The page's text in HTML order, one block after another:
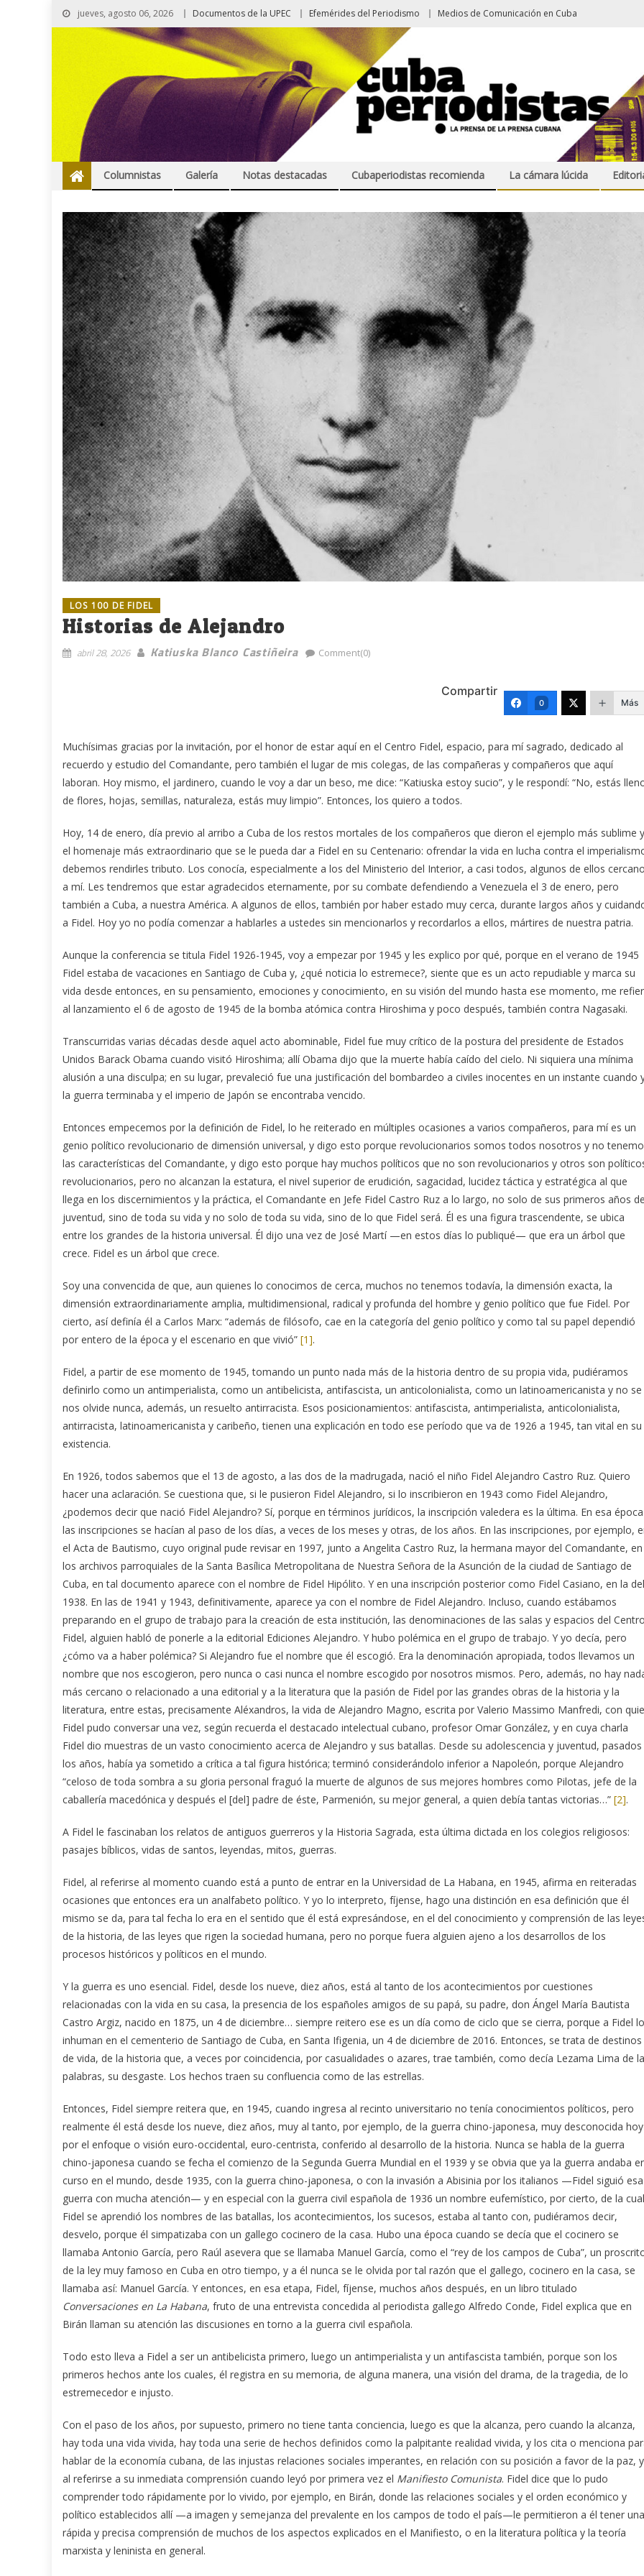
jueves, agosto 06, 2026 Documentos de la UPEC Efemérides del Periodismo Medios de Comunicación en Cuba
Columnistas Galería Notas destacadas Cubaperiodistas recomienda La cámara lúcida
LOS 100 DE FIDEL
Historias de Alejandro
abril 28, 2026 Katiuska Blanco Castiñeira Comment(0)
Compartir
0 Más
Muchísimas gracias por la invitación, por el honor de estar aquí en el Centro Fidel, espacio, para mí sagrado, dedicado al
recuerdo y estudio del Comandante, pero también el lugar de mis colegas, de las compañeras y compañeros que aquí
laboran. Hoy mismo, el jardinero, cuando le voy a dar un beso, me dice: “Katiuska estoy sucio”, y le respondí: “No, estás
de flores, hojas, semillas, naturaleza, estás muy limpio”. Entonces, los quiero a todos.
Hoy, 14 de enero, día previo al arribo a Cuba de los restos mortales de los compañeros que dieron el ejemplo más sublime y
el homenaje más extraordinario que se le pueda dar a Fidel en su Centenario: ofrendar la vida en lucha contra el
debemos rendirles tributo. Los conocía, especialmente a los del Ministerio del Interior, a casi todos, algunos de ellos
a mí. Les tendremos que estar agradecidos eternamente, por su combate defendiendo a Venezuela el 3 de enero, pero
también a Cuba, a nuestra América. A algunos de ellos, también por haber estado muy cerca, durante largos años y
a Fidel. Hoy yo no podía comenzar a hablarles a ustedes sin mencionarlos y recordarlos a ellos, mártires de nuestra patria.
Aunque la conferencia se titula Fidel 1926-1945, voy a empezar por 1945 y les explico por qué, porque en el verano de 1945
Fidel estaba de vacaciones en Santiago de Cuba y, ¿qué noticia lo estremece?, siente que es un acto repudiable y marca su
vida desde entonces, en su pensamiento, emociones y conocimiento, en su visión del mundo hasta ese momento, me
al lanzamiento el 6 de agosto de 1945 de la bomba atómica contra Hiroshima y poco después, también contra Nagasaki.
Transcurridas varias décadas desde aquel acto abominable, Fidel fue muy crítico de la postura del presidente de Estados
Unidos Barack Obama cuando visitó Hiroshima; allí Obama dijo que la muerte había caído del cielo. Ni siquiera una mínima
alusión a una disculpa; en su lugar, prevaleció fue una justificación del bombardeo a civiles inocentes en un instante cuando
la guerra terminaba y el imperio de Japón se encontraba vencido.
Entonces empecemos por la definición de Fidel, lo he reiterado en múltiples ocasiones a varios compañeros, para mí es un
genio político revolucionario de dimensión universal, y digo esto porque revolucionarios somos todos nosotros y no
las características del Comandante, y digo esto porque hay muchos políticos que no son revolucionarios y otros son
revolucionarios, pero no alcanzan la estatura, el nivel superior de erudición, sagacidad, lucidez táctica y estratégica al que
llega en los discernimientos y la práctica, el Comandante en Jefe Fidel Castro Ruz a lo largo, no solo de sus primeros años
juventud, sino de toda su vida y no solo de toda su vida, sino de lo que Fidel será. Él es una figura trascendente, se ubica
entre los grandes de la historia universal. Él dijo una vez de José Martí —en estos días lo publiqué— que era un árbol que
crece. Fidel es un árbol que crece.
Soy una convencida de que, aun quienes lo conocimos de cerca, muchos no tenemos todavía, la dimensión exacta, la
dimensión extraordinariamente amplia, multidimensional, radical y profunda del hombre y genio político que fue Fidel. Por
cierto, así definía él a Carlos Marx: “además de filósofo, cae en la categoría del genio político y como tal su papel dependió
por entero de la época y el escenario en que vivió” [1].
Fidel, a partir de ese momento de 1945, tomando un punto nada más de la historia dentro de su propia vida, pudiéramos
definirlo como un antimperialista, como un antibelicista, antifascista, un anticolonialista, como un latinoamericanista y no se
nos olvide nunca, además, un resuelto antirracista. Esos posicionamientos: antifascista, antimperialista, anticolonialista,
antirracista, latinoamericanista y caribeño, tienen una explicación en todo ese período que va de 1926 a 1945, tan vital en su
existencia.
En 1926, todos sabemos que el 13 de agosto, a las dos de la madrugada, nació el niño Fidel Alejandro Castro Ruz. Quiero
hacer una aclaración. Se cuestiona que, si le pusieron Fidel Alejandro, si lo inscribieron en 1943 como Fidel Alejandro,
¿podemos decir que nació Fidel Alejandro? Sí, porque en términos jurídicos, la inscripción valedera es la última. En esa época
las inscripciones se hacían al paso de los días, a veces de los meses y otras, de los años. En las inscripciones, por ejemplo,
el Acta de Bautismo, cuyo original pude revisar en 1997, junto a Angelita Castro Ruz, la hermana mayor del Comandante, en
los archivos parroquiales de la Santa Basílica Metropolitana de Nuestra Señora de la Asunción de la ciudad de Santiago de
Cuba, en tal documento aparece con el nombre de Fidel Hipólito. Y en una inscripción posterior como Fidel Casiano, en la del
1938. En las de 1941 y 1943, definitivamente, aparece ya con el nombre de Fidel Alejandro. Incluso, cuando estábamos
preparando en el grupo de trabajo para la creación de esta institución, las denominaciones de las salas y espacios del
Fidel, alguien habló de ponerle a la editorial Ediciones Alejandro. Y hubo polémica en el grupo de trabajo. Y yo decía, pero
¿cómo va a haber polémica? Si Alejandro fue el nombre que él escogió. Era la denominación apropiada, todos llevamos un
nombre que nos escogieron, pero nunca o casi nunca el nombre escogido por nosotros mismos. Pero, además, no hay
más cercano o relacionado a una editorial y a la literatura que la pasión de Fidel por las grandes obras de la historia y la
literatura, entre estas, precisamente Aléxandros, la vida de Alejandro Magno, escrita por Valerio Massimo Manfredi, con
Fidel pudo conversar una vez, según recuerda el destacado intelectual cubano, profesor Omar González, y en cuya charla
Fidel dio muestras de un vasto conocimiento acerca de Alejandro y sus batallas. Desde su adolescencia y juventud, pasados
los años, había ya sometido a crítica a tal figura histórica; terminó considerándolo inferior a Napoleón, porque Alejandro
“celoso de toda sombra a su gloria personal fraguó la muerte de algunos de sus mejores hombres como Pilotas, jefe de la
caballería macedónica y después el [del] padre de éste, Parmenión, su mejor general, a quien debía tantas victorias…” [2].
A Fidel le fascinaban los relatos de antiguos guerreros y la Historia Sagrada, esta última dictada en los colegios religiosos:
pasajes bíblicos, vidas de santos, leyendas, mitos, guerras.
Fidel, al referirse al momento cuando está a punto de entrar en la Universidad de La Habana, en 1945, afirma en reiteradas
ocasiones que entonces era un analfabeto político. Y yo lo interpreto, fíjense, hago una distinción en esa definición que él
mismo se da, para tal fecha lo era en el sentido que él está expresándose, en el del conocimiento y comprensión de las
de la historia, de las leyes que rigen la sociedad humana, pero no porque fuera alguien ajeno a los desarrollos de los
procesos históricos y políticos en el mundo.
Y la guerra es uno esencial. Fidel, desde los nueve, diez años, está al tanto de los acontecimientos por cuestiones
relacionadas con la vida en su casa, la presencia de los españoles amigos de su papá, su padre, don Ángel María Bautista
Castro Argiz, nacido en 1875, un 4 de diciembre… siempre reitero ese es un día como de ciclo que se cierra, porque a Fidel lo
inhuman en el cementerio de Santiago de Cuba, en Santa Ifigenia, un 4 de diciembre de 2016. Entonces, se trata de destinos
de vida, de la historia que, a veces por coincidencia, por casualidades o azares, trae también, como decía Lezama Lima de
palabras, su desgaste. Los hechos traen su confluencia como de las estrellas.
Entonces, Fidel siempre reitera que, en 1945, cuando ingresa al recinto universitario no tenía conocimientos políticos, pero
realmente él está desde los nueve, diez años, muy al tanto, por ejemplo, de la guerra chino-japonesa, muy desconocida hoy
por el enfoque o visión euro-occidental, euro-centrista, conferido al desarrollo de la historia. Nunca se habla de la guerra
chino-japonesa cuando se fecha el comienzo de la Segunda Guerra Mundial en el 1939 y se obvia que ya la guerra andaba
curso en el mundo, desde 1935, con la guerra chino-japonesa, o con la invasión a Abisinia por los italianos —Fidel siguió esa
guerra con mucha atención— y en especial con la guerra civil española de 1936 un nombre eufemístico, por cierto, de la
Fidel se aprendió los nombres de las batallas, los acontecimientos, los sucesos, estaba al tanto con, pudiéramos decir,
desvelo, porque él simpatizaba con un gallego cocinero de la casa. Hubo una época cuando se decía que el cocinero se
llamaba Antonio García, pero Raúl asevera que se llamaba Manuel García, como el “rey de los campos de Cuba”, un
de la ley muy famoso en Cuba en otro tiempo, y a él nunca se le olvida por tal razón que el gallego, cocinero en la casa, se
llamaba así: Manuel García. Y entonces, en esa etapa, Fidel, fíjense, muchos años después, en un libro titulado
Conversaciones en La Habana, fruto de una entrevista concedida al periodista gallego Alfredo Conde, Fidel explica que en
Birán llaman su atención las discusiones en torno a la guerra civil española.
Todo esto lleva a Fidel a ser un antibelicista primero, luego un antimperialista y un antifascista también, porque son los
primeros hechos ante los cuales, él registra en su memoria, de alguna manera, una visión del drama, de la tragedia, de lo
estremecedor e injusto.
Con el paso de los años, por supuesto, primero no tiene tanta conciencia, luego es que la alcanza, pero cuando la alcanza,
hay toda una vida vivida, hay toda una serie de hechos definidos como la palpitante realidad vivida, y los cita o menciona
hablar de la economía cubana, de las injustas relaciones sociales imperantes, en relación con su posición a favor de la paz, y
al referirse a su inmediata comprensión cuando leyó por primera vez el Manifiesto Comunista. Fidel dice que lo pudo
comprender todo rápidamente por lo vivido, por ejemplo, en Birán, donde las relaciones sociales y el orden económico y
político establecidos allí —a imagen y semejanza del prevalente en los campos de todo el país—le permitieron a él tener una
rápida y precisa comprensión de muchos de los aspectos explicados en el Manifiesto, o en la literatura política y la teoría
marxista y leninista en general.